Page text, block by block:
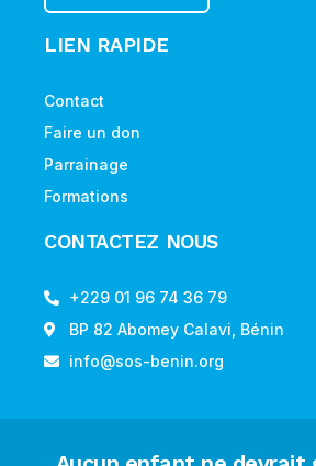
LIEN RAPIDE
Contact
Faire un don
Parrainage
Formations
CONTACTEZ NOUS
+229 01 96 74 36 79
BP 82 Abomey Calavi, Bénin
info@sos-benin.org